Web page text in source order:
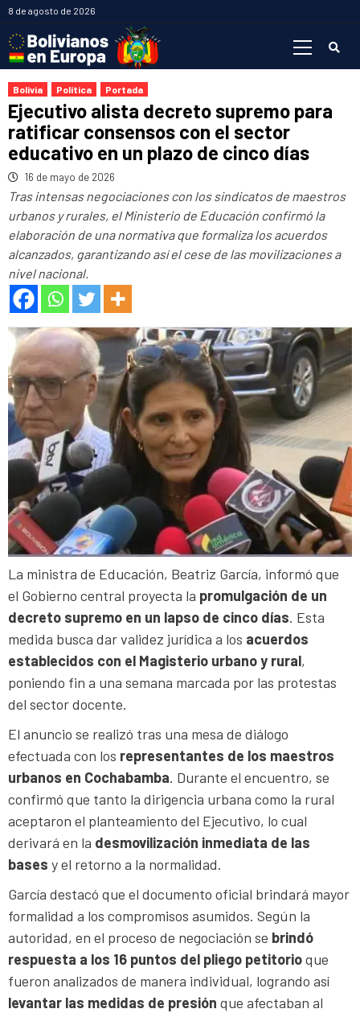
Saltar
contenido
8 de agosto de 2026
Bolivia Política Portada
Ejecutivo alista decreto supremo para
ratificar consensos con el sector
educativo en un plazo de cinco días
16 de mayo de 2026
Tras intensas negociaciones con los sindicatos de maestros
urbanos y rurales, el Ministerio de Educación confirmó la
elaboración de una normativa que formaliza los acuerdos
alcanzados, garantizando así el cese de las movilizaciones a
nivel nacional.
La ministra de Educación, Beatriz García, informó que
el Gobierno central proyecta la promulgación de un
decreto supremo en un lapso de cinco días. Esta
medida busca dar validez jurídica a los acuerdos
establecidos con el Magisterio urbano y rural,
poniendo fin a una semana marcada por las protestas
del sector docente.
El anuncio se realizó tras una mesa de diálogo
efectuada con los representantes de los maestros
urbanos en Cochabamba. Durante el encuentro, se
confirmó que tanto la dirigencia urbana como la rural
aceptaron el planteamiento del Ejecutivo, lo cual
derivará en la desmovilización inmediata de las
bases y el retorno a la normalidad.
García destacó que el documento oficial brindará mayor
formalidad a los compromisos asumidos. Según la
autoridad, en el proceso de negociación se brindó
respuesta a los 16 puntos del pliego petitorioque
fueron analizados de manera individual, logrando así
levantar las medidas de presión que afectaban al